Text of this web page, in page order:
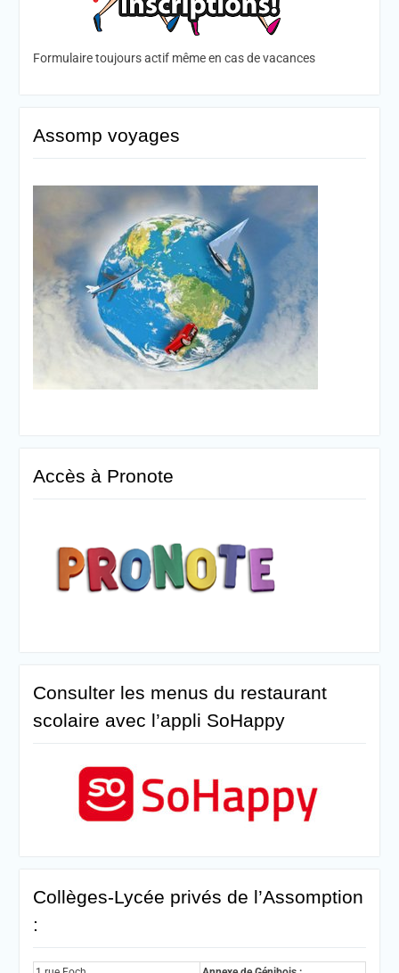
Formulaire toujours actif même en cas de vacances
Assomp voyages
Accès à Pronote
Consulter les menus du restaurant
scolaire avec l’appli SoHappy
Collèges-Lycée privés de l’Assomption
: